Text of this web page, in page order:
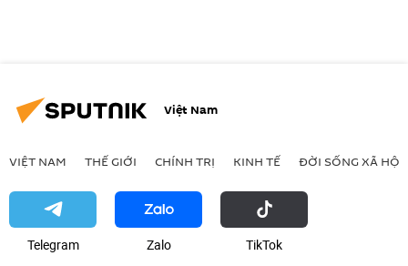
Việt Nam
VIỆT NAM THẾ GIỚI CHÍNH TRỊ KINH TẾ ĐỜI SỐNG XÃ HỘI
Telegram Zalo ТikТоk